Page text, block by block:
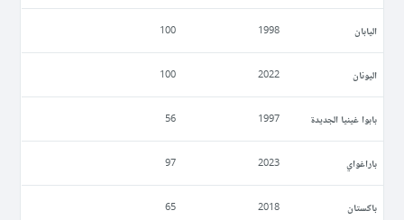
اليابان 1998
100
اليونان 2022
100
بابوا غينيا الجديدة 1997
56
باراغواي 2023
97
باكستان 2018
65